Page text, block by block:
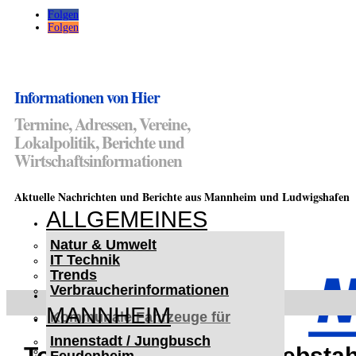
Folgen
Folgen
Informationen von Hier
Termine, Adressen, Vereine,
Lokalpolitik, Berichte und
Wirtschaftsinformationen
Aktuelle Nachrichten und Berichte aus Mannheim und Ludwigshafen
ALLGEMEINES
Natur & Umwelt
IT Technik
Trends
Verbraucherinformationen
MANNHEIM
Innenstadt / Jungbusch
< UKRAINE >
Kommunale Fahrzeuge für
Czernowitz
Nutzfahrzeuge für Czernowitz